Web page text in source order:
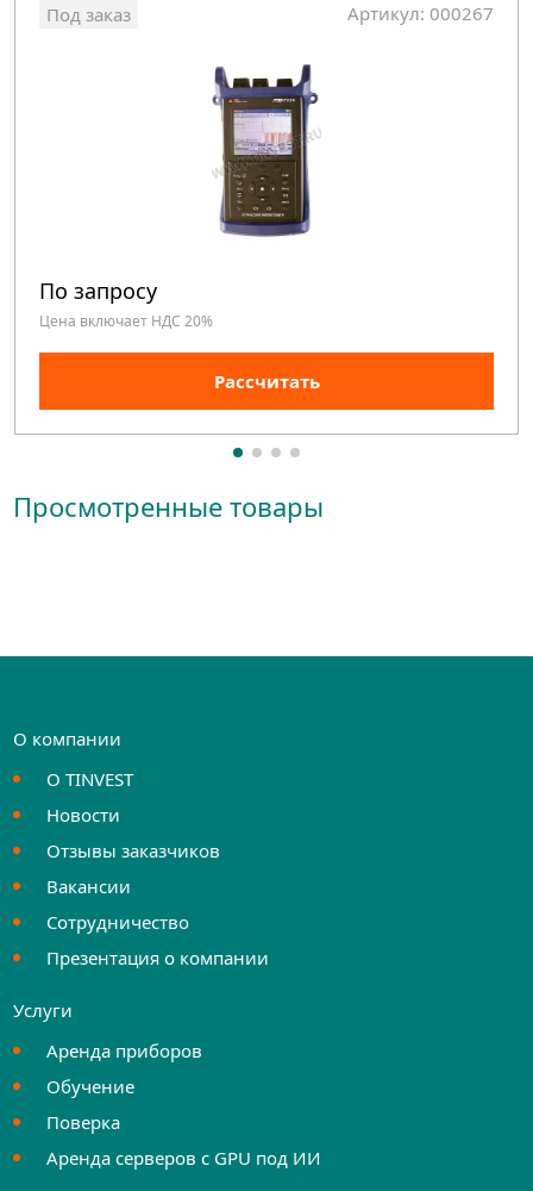
Под заказ Артикул: 000267
По запросу
Цена включает НДС 20%
Рассчитать
Просмотренные товары
О компании
О TINVEST
Новости
Отзывы заказчиков
Вакансии
Сотрудничество
Презентация о компании
Услуги
Аренда приборов
Обучение
Поверка
Аренда серверов с GPU под ИИ